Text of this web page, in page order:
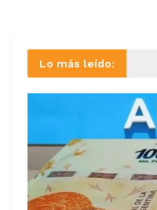
Lo más leído: